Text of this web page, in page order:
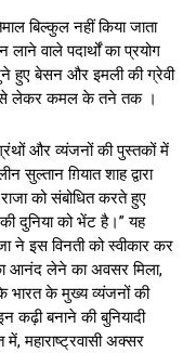
बिल्कुल नहीं किया जाता
वाले पदार्थों का प्रयोग
हुए बेसन और इमली की ग्रेवी
से लेकर कमल के तने तक ।
और व्यंजनों की पुस्तकों में
सुल्तान ग़ियात शाह द्वारा
को संबोधित करते हुए
दुनिया को भेंट है।” यह
ने इस विनती को स्वीकार कर
आनंद लेने का अवसर मिला,
के मुख्य व्यंजनों की
कढ़ी बनाने की बुनियादी
महाराष्ट्रवासी अक्सर